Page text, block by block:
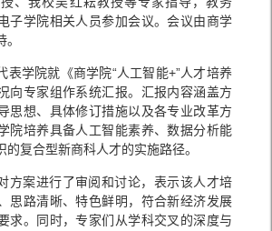
子学院相关人员参加会议。会议由商学
表学院就《商学院“人工智能+”人才培养
向专家组作系统汇报。汇报内容涵盖方
思想、具体修订措施以及各专业改革方
院培养具备人工智能素养、数据分析能
的复合型新商科人才的实施路径。
方案进行了审阅和讨论，表示该人才培
思路清晰、特色鲜明，符合新经济发展
求。同时，专家们从学科交叉的深度与